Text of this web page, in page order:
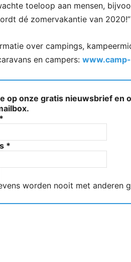
toeloop aan mensen,
dé zomervakantie van 2020!”
over campings,
en campers:
op onze gratis nieuwsbrief en
*
*
worden nooit met anderen